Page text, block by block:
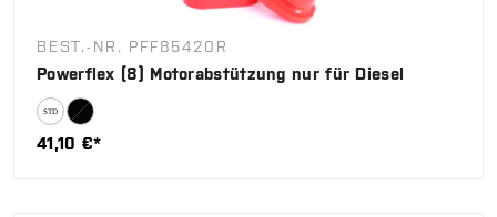
BEST.-NR. PFF85420R
Powerflex (8) Motorabstützung nur für Diesel
41,10 €*